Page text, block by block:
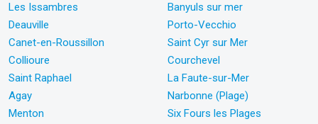
Les Issambres
Banyuls sur mer
Deauville
Porto-Vecchio
Canet-en-Roussillon
Saint Cyr sur Mer
Collioure
Courchevel
Saint Raphael
La Faute-sur-Mer
Agay
Narbonne (Plage)
Menton
Six Fours les Plages